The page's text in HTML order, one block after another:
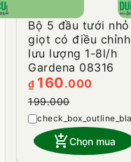
Bộ 5 đầu tưới nhỏ
giọt có điều chỉnh
lưu lượng 1-8l/h
Gardena 08316
₫ 160.000
199.000
add_shopping_cartChọn mua